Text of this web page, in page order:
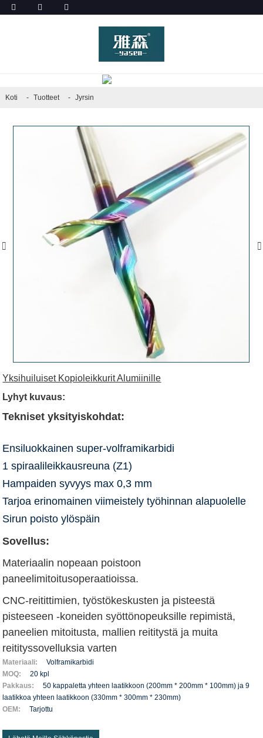
TUOTTEET
Koti Tuotteet Jyrsin
Yksihuiluiset Kopioleikkurit Alumiinille
Lyhyt kuvaus:
Tekniset yksityiskohdat:
Ensiluokkainen super-volframikarbidi
1 spiraalileikkausreuna (Z1)
Hampaiden syvyys max 0,3 mm
Tarjoa erinomainen viimeistely työhinnan alapuolelle
Sirun poisto ylöspäin
Sovellus:
Materiaalin nopeaan poistoon
paneelimitoitusoperaatioissa.
CNC-reitittimien, työstökeskusten ja pisteestä
pisteeseen -koneiden syöttönopeuksille repimistä,
paneelien mitoitusta, mallien reititystä ja muita
reitityssovelluksia varten
Materiaali:
Volframikarbidi
MOQ:
20 kpl
Pakkaus:
50 kappaletta yhteen laatikkoon (200mm * 200mm * 100mm) ja 9
laatikkoa yhteen laatikkoon (330mm * 300mm * 230mm)
OEM:
Tarjottu